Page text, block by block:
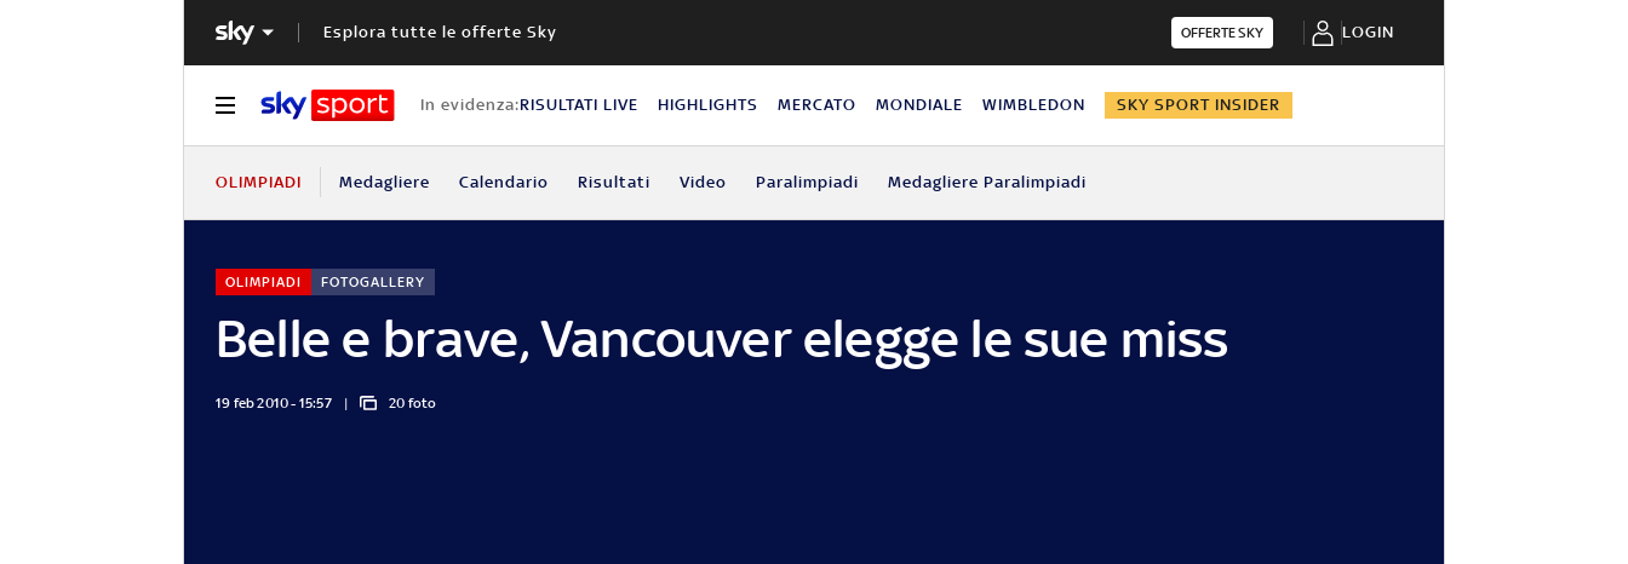
Esplora tutte le offerte Sky OFFERTE SKY LOGIN
In evidenza:RISULTATI LIVE HIGHLIGHTS MERCATO MONDIALE WIMBLEDON SKY SPORT INSIDER
OLIMPIADI Medagliere Calendario Risultati Video Paralimpiadi Medagliere Paralimpiadi
Belle e brave, Vancouver elegge le sue miss
OLIMPIADI FOTOGALLERY
19 feb 2010 - 15:57 20 foto